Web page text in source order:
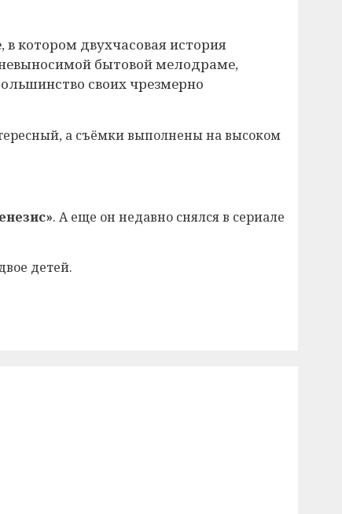
котором двухчасовая история
невыносимой бытовой мелодраме,
своих чрезмерно
а съёмки выполнены на высоком
. А еще он недавно снялся в сериале
детей.